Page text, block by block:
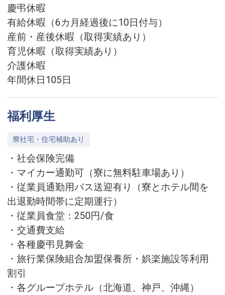
慶弔休暇
有給休暇（6カ月経過後に10日付与）
産前・産後休暇（取得実績あり）
育児休暇（取得実績あり）
介護休暇
年間休日105日
福利厚生
寮社宅・住宅補助あり
・社会保険完備
・マイカー通勤可（寮に無料駐車場あり）
・従業員通勤用バス送迎有り（寮とホテル間を
出退勤時間帯に定期運行）
・従業員食堂：250円/食
・交通費支給
・各種慶弔見舞金
・旅行業保険組合加盟保養所・娯楽施設等利用
割引
・各グループホテル（北海道、神戸、沖縄）